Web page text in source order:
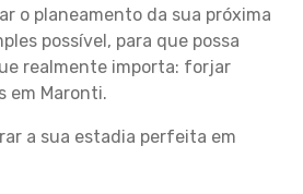
o planeamento da sua próxima
possível, para que possa
realmente importa: forjar
em Maronti.
a sua estadia perfeita em